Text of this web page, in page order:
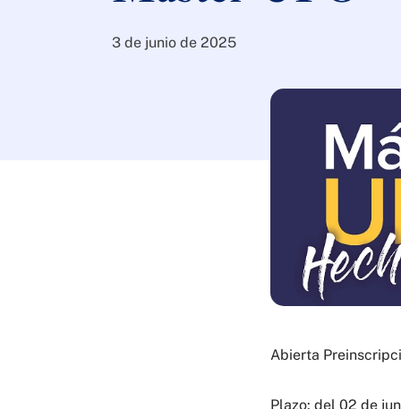
3 de junio de 2025
Abierta
Plazo: del 02 de